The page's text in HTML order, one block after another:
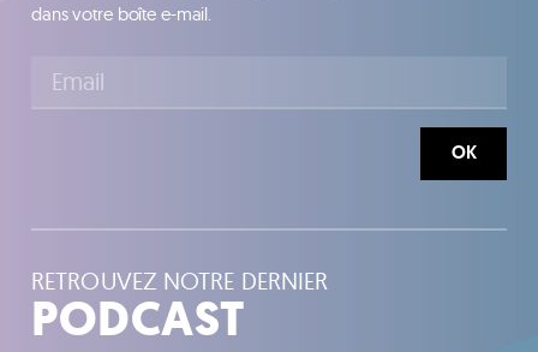
dans votre boîte e-mail.
OK
RETROUVEZ NOTRE DERNIER
PODCAST